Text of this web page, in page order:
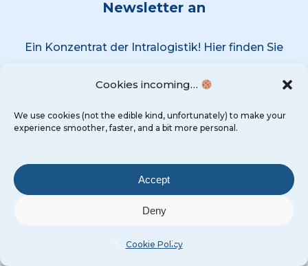
Cookies incoming…
We use cookies (not the edible kind, unfortunately) to make your
experience smoother, faster, and a bit more personal.
Accept
Deny
Cookie Policy
Newsletter an
Ein Konzentrat der Intralogistik! Hier finden Sie
Nachrichten.